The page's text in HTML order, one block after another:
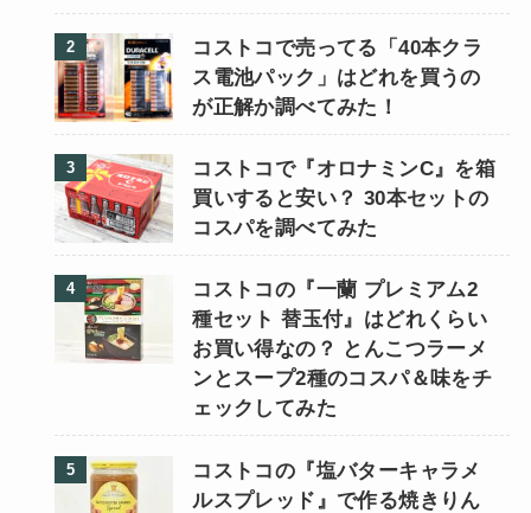
コストコで売ってる「40本クラ
ス電池パック」はどれを買うの
が正解か調べてみた！
コストコで『オロナミンC』を箱
買いすると安い？ 30本セットの
コスパを調べてみた
コストコの『一蘭 プレミアム2
種セット 替玉付』はどれくらい
お買い得なの？ とんこつラーメ
ンとスープ2種のコスパ＆味をチ
ェックしてみた
コストコの『塩バターキャラメ
ルスプレッド』で作る焼きりん